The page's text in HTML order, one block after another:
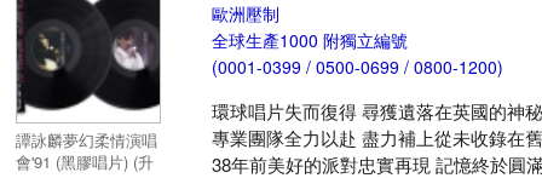
譚詠麟夢幻柔情演唱
會'91 (黑膠唱片) (升
歐洲壓制
全球生產1000 附獨立編號
(0001-0399 / 0500-0699 / 0800-1200)
環球唱片失而復得 尋獲遺落在英國的神
專業團隊全力以赴 盡力補上從未收錄在
38年前美好的派對忠實再現 記憶終於圓